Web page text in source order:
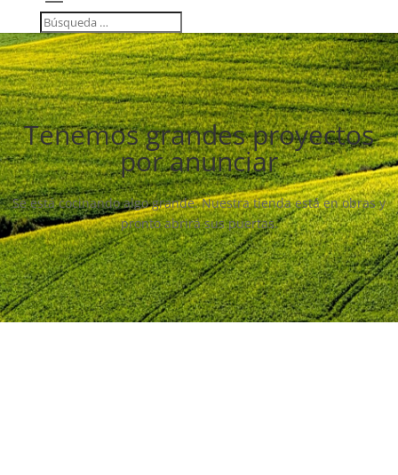
Tenemos grandes proyectos
por anunciar
Se está cocinando algo grande. Nuestra tienda está en obras y
pronto abrirá sus puertas.